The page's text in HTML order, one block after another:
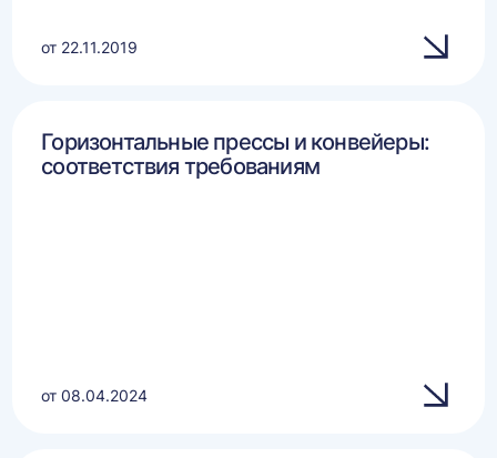
от 22.11.2019
Горизонтальные прессы и конвейеры:
соответствия требованиям
от 08.04.2024